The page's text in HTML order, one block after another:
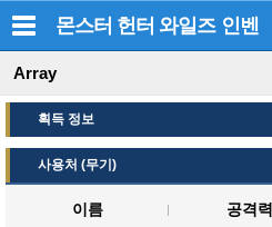
몬스터 헌터 와일즈 인벤
Array
획득 정보
사용처 (무기)
이름 공격력